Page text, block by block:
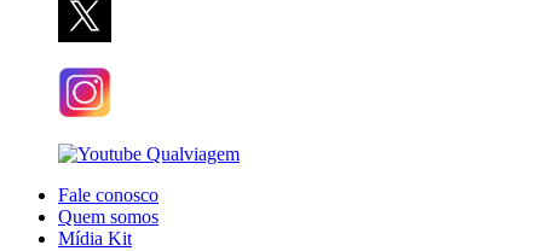
Fale conosco
Quem somos
Mídia Kit